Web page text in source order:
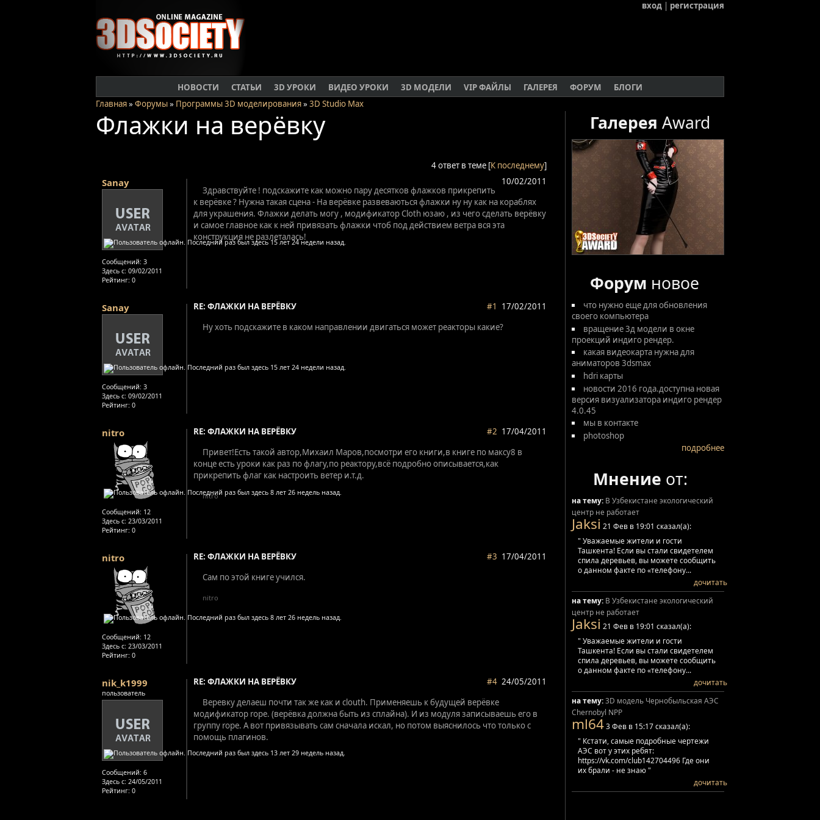
вход | регистрация
НОВОСТИ СТАТЬИ 3D УРОКИ ВИДЕО УРОКИ 3D МОДЕЛИ VIP ФАЙЛЫ ГАЛЕРЕЯ ФОРУМ БЛОГИ
Галерея Award
Форум новое
что нужно еще для обновления
своего компьютера
вращение 3д модели в окне
проекций индиго рендер.
какая видеокарта нужна для
аниматоров 3dsmax
hdri карты
новости 2016 года.доступна новая
версия визуализатора индиго рендер
4.0.45
мы в контакте
photoshop
подробнее
Мнение от:
на тему: В Узбекистане экологический
центр не работает
Jaksi 21 Фев в 19:01 сказал(а):
" Уважаемые жители и гости
Ташкента! Если вы стали свидетелем
спила деревьев, вы можете сообщить
о данном факте по «телефону...
дочитать
на тему: В Узбекистане экологический
центр не работает
Jaksi 21 Фев в 19:01 сказал(а):
" Уважаемые жители и гости
Ташкента! Если вы стали свидетелем
спила деревьев, вы можете сообщить
о данном факте по «телефону...
дочитать
на тему:3D модель Чернобыльская АЭС
Chernobyl NPP
ml643 Фев в 15:17 сказал(а):
" Кстати, самые подробные чертежи
АЭС вот у этих ребят:
https://vk.com/club142704496 Где они
их брали - не знаю "
дочитать
Главная» Форумы» Программы 3D моделирования» 3D Studio Max
Флажки на верёвку
4 ответ в теме [К последнему]
10/02/2011
Sanay
Сообщений: 3
Здесь с: 09/02/2011
Рейтинг: 0
Здравствуйте ! подскажите как можно пару десятков флажков прикрепить
к верёвке ? Нужна такая сцена - На верёвке развеваються флажки ну ну как на кораблях
для украшения. Флажки делать могу , модификатор Сloth юзаю , из чего сделать верёвку
и самое главное как к ней привязать флажки чтоб под действием ветра вся эта
конструкция не разлеталась!
17/02/2011
#1
Sanay
Сообщений: 3
Здесь с: 09/02/2011
Рейтинг: 0
RE: ФЛАЖКИ НА ВЕРЁВКУ
Ну хоть подскажите в каком направлении двигаться может реакторы какие?
17/04/2011
#2
nitro
Сообщений: 12
Здесь с: 23/03/2011
Рейтинг: 0
RE: ФЛАЖКИ НА ВЕРЁВКУ
Привет!Есть такой автор,Михаил Маров,посмотри его книги,в книге по максу8 в
конце есть уроки как раз по флагу,по реактору,всё подробно описывается,как
прикрепить флаг как настроить ветер и.т.д.
nitro
17/04/2011
#3
nitro
Сообщений: 12
Здесь с: 23/03/2011
Рейтинг: 0
RE: ФЛАЖКИ НА ВЕРЁВКУ
Сам по этой книге учился.
nitro
24/05/2011
#4
nik_k1999
пользователь
Сообщений: 6
Здесь с: 24/05/2011
Рейтинг: 0
RE: ФЛАЖКИ НА ВЕРЁВКУ
Веревку делаеш почти так же как и clouth. Применяешь к будущей верёвке
модификатор rope. (верёвка должна быть из сплайна). И из модуля записываешь его в
группу rope. А вот привязывать сам сначала искал, но потом выяснилось что только с
помощь плагинов.